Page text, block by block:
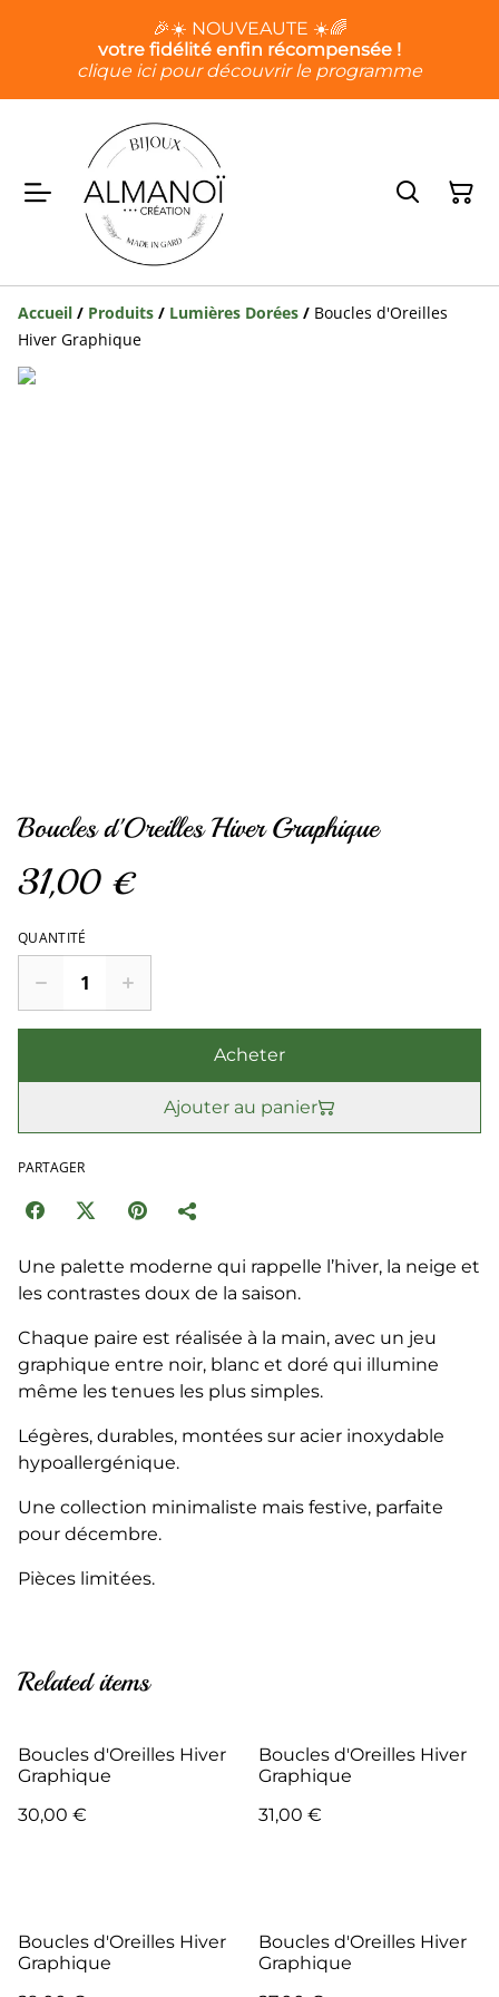
🎉☀️ NOUVEAUTE ☀️🌈
votre fidélité enfin récompensée !
clique ici pour découvrir le programme
Accueil / Produits / Lumières Dorées / Boucles d'Oreilles
Hiver Graphique
Boucles d'Oreilles Hiver Graphique
31,00 €
QUANTITÉ
Acheter
Ajouter au panier
PARTAGER
Une palette moderne qui rappelle l’hiver, la neige et
les contrastes doux de la saison.
Chaque paire est réalisée à la main, avec un jeu
graphique entre noir, blanc et doré qui illumine
même les tenues les plus simples.
Légères, durables, montées sur acier inoxydable
hypoallergénique.
Une collection minimaliste mais festive, parfaite
pour décembre.
Pièces limitées.
Related items
Boucles d'Oreilles Hiver
Graphique
30,00 €
Boucles d'Oreilles Hiver
Graphique
31,00 €
Boucles d'Oreilles Hiver
Graphique
Boucles d'Oreilles Hiver
Graphique